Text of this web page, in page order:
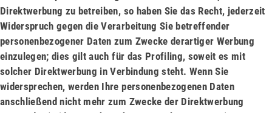
Direktwerbung zu betreiben, so haben Sie das Recht, jederzeit
Widerspruch gegen die Verarbeitung Sie betreffender
personenbezogener Daten zum Zwecke derartiger Werbung
einzulegen; dies gilt auch für das Profiling, soweit es mit
solcher Direktwerbung in Verbindung steht. Wenn Sie
widersprechen, werden Ihre personenbezogenen Daten
anschließend nicht mehr zum Zwecke der Direktwerbung